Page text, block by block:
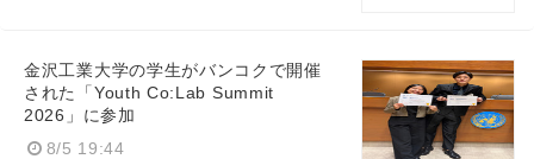
金沢工業大学の学生がバンコクで開催
された「Youth Co:Lab Summit
2026」に参加
8/5 19:44